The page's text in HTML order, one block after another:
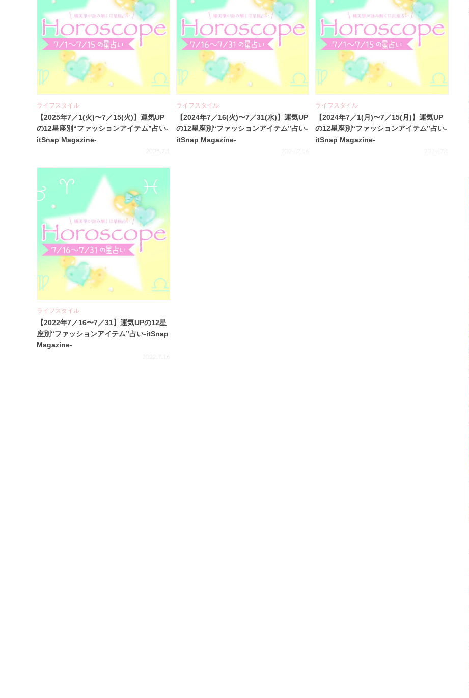
ライフスタイル
【2025年7／1(火)〜7／15(火)】運気UP
の12星座別“ファッションアイテム”占い-
itSnap Magazine-
2025.7.1
ライフスタイル
【2024年7／16(火)〜7／31(水)】運気UP
の12星座別“ファッションアイテム”占い-
itSnap Magazine-
2024.7.16
ライフスタイル
【2024年7／1(月)〜7／15(月)】運気UP
の12星座別“ファッションアイテム”占い-
itSnap Magazine-
2024.7.1
ライフスタイル
【2022年7／16〜7／31】運気UPの12星
座別“ファッションアイテム”占い-itSnap
Magazine-
2022.7.16